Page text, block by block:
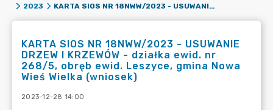
2023
KARTA SIOS NR 18NWW/2023 - USUWANIE DRZEW I KRZEWÓW - DZIAŁKA EWID. NR 268/5, OBRĘB EWID. LESZYCE, GMINA NOWA WIEŚ WIELKA (WNIOSEK)
KARTA SIOS NR 18NWW/2023 - USUWANIE
DRZEW I KRZEWÓW - działka ewid. nr
268/5, obręb ewid. Leszyce, gmina Nowa
Wieś Wielka (wniosek)
2023-12-28 14:00